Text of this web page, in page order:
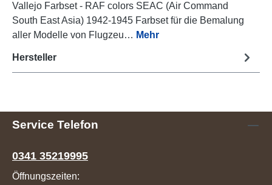
Vallejo Farbset - RAF colors SEAC (Air Command
South East Asia) 1942-1945 Farbset für die Bemalung
aller Modelle von Flugzeu… Mehr
Hersteller
Service Telefon
0341 35219995
Öffnungszeiten: